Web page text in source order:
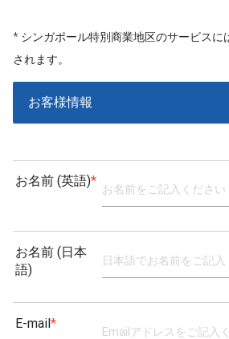
* シンガポール特別商業地区のサービスに
されます。
お客様情報
お名前 (英語)*
お名前 (日本
語)
E-mail*